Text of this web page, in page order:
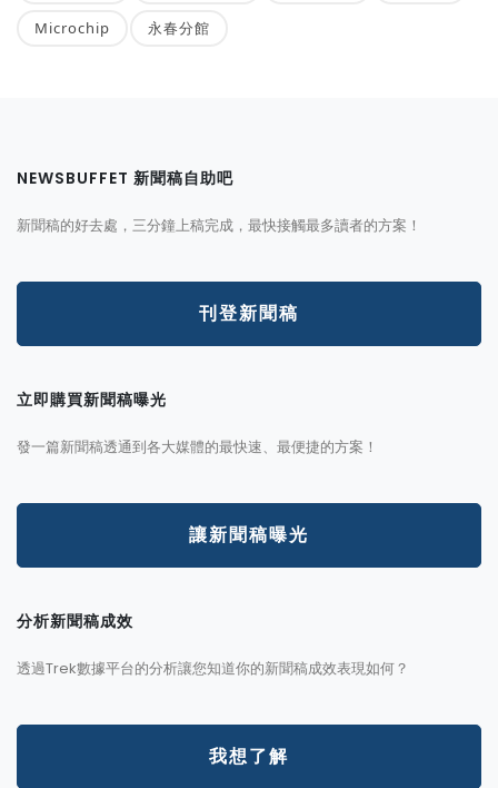
Microchip 永春分館
NEWSBUFFET 新聞稿自助吧
新聞稿的好去處，三分鐘上稿完成，最快接觸最多讀者的方案！
刊登新聞稿
立即購買新聞稿曝光
發一篇新聞稿透通到各大媒體的最快速、最便捷的方案！
讓新聞稿曝光
分析新聞稿成效
透過Trek數據平台的分析讓您知道你的新聞稿成效表現如何？
我想了解